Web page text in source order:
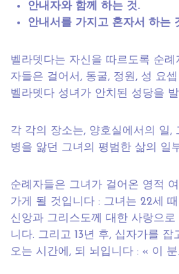
안내자와 함께 하는 것.
안내서를 가지고 혼자서 하는
벨라뎃다는 자신을 따르도록 순례
자들은 걸어서, 동굴, 정원, 성 요
벨라뎃다 성녀가 안치된 성당을
각 각의 장소는, 양호실에서의 일,
병을 앓던 그녀의 평범한 삶의 일
순례자들은 그녀가 걸어온 영적
가게 될 것입니다 : 그녀는 22세
신앙과 그리스도께 대한 사랑으
니다. 그리고 13년 후, 십자가를
오는 시간에, 되 뇌입니다 : « 이